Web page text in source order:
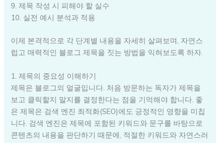
9. 제목 작성 시 피해야 할 실수
10. 실전 예시 분석과 적용
이제 본격적으로 각 단계별 내용을 자세히 살펴보며, 자연스
럽고 매력적인 블로그 제목을 짓는 방법을 익혀보도록 하자.
1. 제목의 중요성 이해하기
제목은 블로그의 얼굴입니다. 처음 방문하는 독자가 제목을
보고 클릭할지 말지를 결정한다는 점을 기억해야 합니다. 좋
은 제목은 검색 엔진 최적화(SEO)에도 긍정적인 영향을 미칩
니다. 검색 엔진은 제목에 포함된 키워드와 문구를 바탕으로
콘텐츠의 내용을 판단하기 때문에, 적절한 키워드와 자연스러